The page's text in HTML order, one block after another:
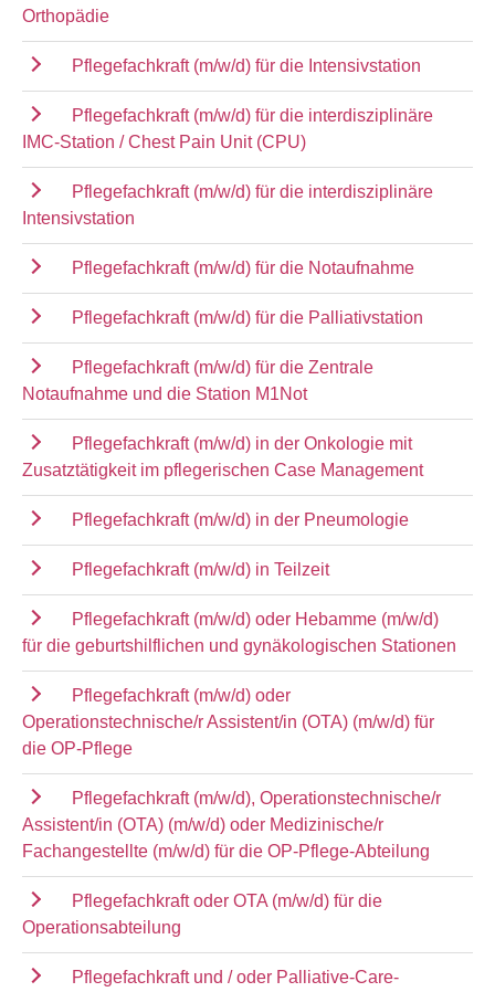
Orthopädie
Pflegefachkraft (m/w/d) für die Intensivstation
Pflegefachkraft (m/w/d) für die interdisziplinäre
IMC-Station / Chest Pain Unit (CPU)
Pflegefachkraft (m/w/d) für die interdisziplinäre
Intensivstation
Pflegefachkraft (m/w/d) für die Notaufnahme
Pflegefachkraft (m/w/d) für die Palliativstation
Pflegefachkraft (m/w/d) für die Zentrale
Notaufnahme und die Station M1Not
Pflegefachkraft (m/w/d) in der Onkologie mit
Zusatztätigkeit im pflegerischen Case Management
Pflegefachkraft (m/w/d) in der Pneumologie
Pflegefachkraft (m/w/d) in Teilzeit
Pflegefachkraft (m/w/d) oder Hebamme (m/w/d)
für die geburtshilflichen und gynäkologischen Stationen
Pflegefachkraft (m/w/d) oder
Operationstechnische/r Assistent/in (OTA) (m/w/d) für
die OP-Pflege
Pflegefachkraft (m/w/d), Operationstechnische/r
Assistent/in (OTA) (m/w/d) oder Medizinische/r
Fachangestellte (m/w/d) für die OP-Pflege-Abteilung
Pflegefachkraft oder OTA (m/w/d) für die
Operationsabteilung
Pflegefachkraft und / oder Palliative-Care-